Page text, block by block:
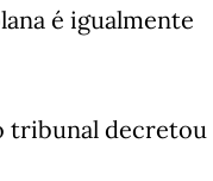
é igualmente
tribunal decretou